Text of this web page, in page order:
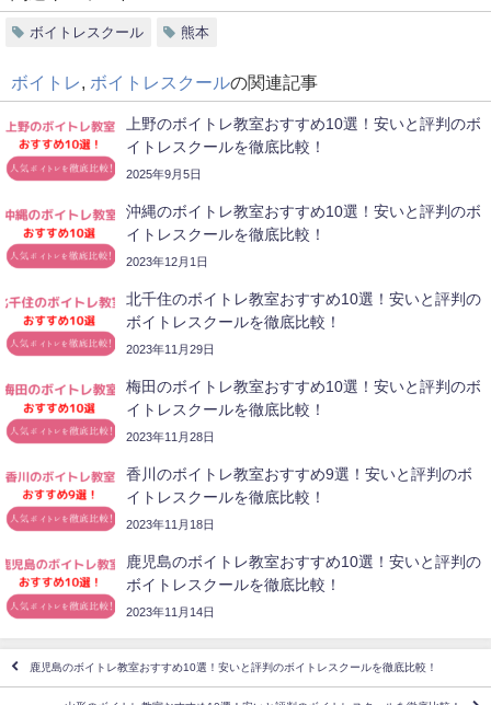
ボイトレスクール 熊本
ボイトレ ボイトレスクールの関連記事
上野のボイトレ教室おすすめ10選！安いと評判のボ
イトレスクールを徹底比較！
2025年9月5日
沖縄のボイトレ教室おすすめ10選！安いと評判のボ
イトレスクールを徹底比較！
2023年12月1日
北千住のボイトレ教室おすすめ10選！安いと評判の
ボイトレスクールを徹底比較！
2023年11月29日
梅田のボイトレ教室おすすめ10選！安いと評判のボ
イトレスクールを徹底比較！
2023年11月28日
香川のボイトレ教室おすすめ9選！安いと評判のボ
イトレスクールを徹底比較！
2023年11月18日
鹿児島のボイトレ教室おすすめ10選！安いと評判の
ボイトレスクールを徹底比較！
2023年11月14日
鹿児島のボイトレ教室おすすめ10選！安いと評判のボイトレスクールを徹底比較！